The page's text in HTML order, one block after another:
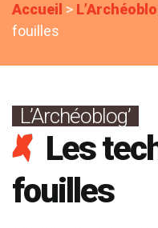
Accueil >
fouilles
L’Archéoblog’
Les
fouilles